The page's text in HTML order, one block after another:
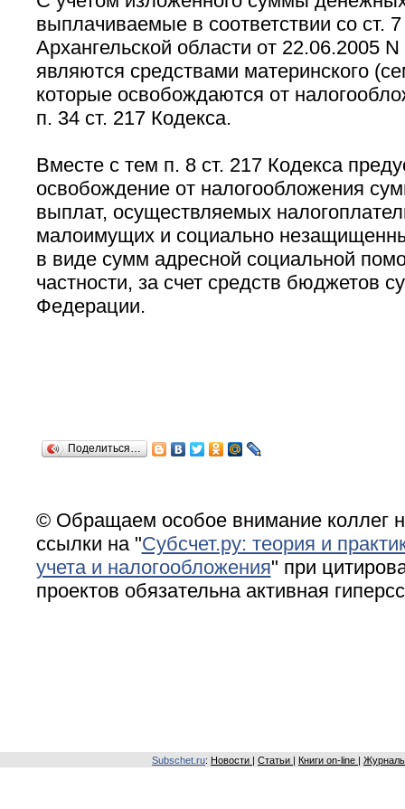
выплачиваемые в соответствии со ст.
Архангельской области от 22.06.2005
являются средствами материнского
которые освобождаются от
п. 34 ст. 217 Кодекса.
Вместе с тем п. 8 ст. 217 Кодекса
освобождение от налогообложения
выплат, осуществляемых
малоимущих и социально
в виде сумм адресной социальной
частности, за счет средств бюджетов
Федерации.
Поделиться…
© Обращаем особое внимание коллег
ссылки на "Субсчет.ру: теория и
учета и налогообложения" при
проектов обязательна активная
Subschet.ru: Новости Статьи Книги on-line